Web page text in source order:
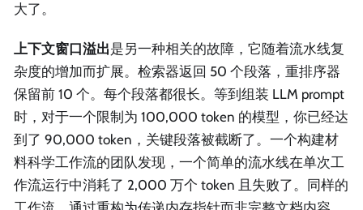
大了。
上下文窗口溢出是另一种相关的故障，它随着流水线复
杂度的增加而扩展。检索器返回 50 个段落，重排序器
保留前 10 个。每个段落都很长。等到组装 LLM prompt
时，对于一个限制为 100,000 token 的模型，你已经达
到了 90,000 token，关键段落被截断了。一个构建材
料科学工作流的团队发现，一个简单的流水线在单次工
作流运行中消耗了 2,000 万个 token 且失败了。同样的